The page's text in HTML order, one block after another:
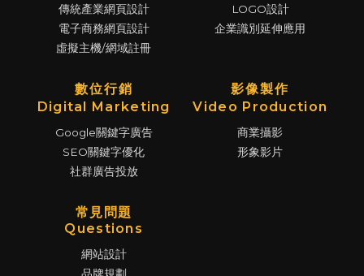
傳統產業網頁設計
電子商務網頁設計
虛擬主機/網域註冊
LOGO設計
企業識別延伸應用
數位行銷
Digital Marketing
Google關鍵字廣告
SEO關鍵字優化
社群廣告投放
影像製作
Video Production
商業攝影
形象影片
常見問題
Questions
網站設計